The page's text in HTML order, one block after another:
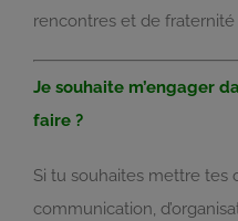
rencontres et de fraternité
Je souhaite m’engager
faire ?
Si tu souhaites mettre
communication,